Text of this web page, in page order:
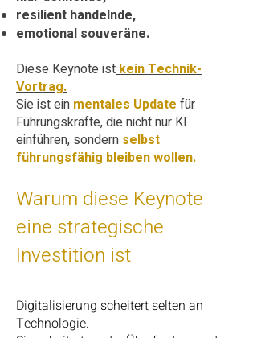
resilient handelnde,
emotional souveräne.
Diese Keynote istkein Technik-
Vortrag.
Sie ist ein mentales Update für
Führungskräfte, die nicht nur KI
einführen, sondern selbst
führungsfähig bleiben wollen.
Warum diese Keynote
eine strategische
Investition ist
Digitalisierung scheitert selten an
Technologie.